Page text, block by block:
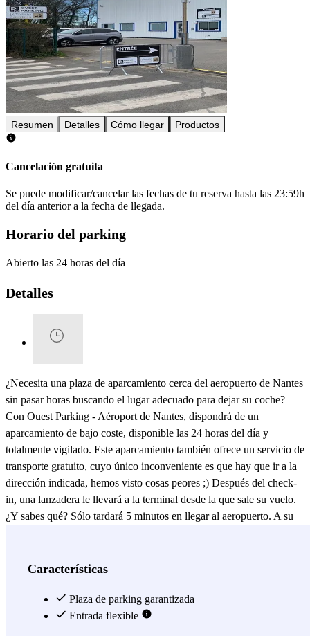
Resumen Detalles Cómo llegar Productos
Cancelación gratuita
Se puede modificar/cancelar las fechas de tu reserva hasta las 23:59h
del día anterior a la fecha de llegada.
Horario del parking
Abierto las 24 horas del día
Detalles
¿Necesita una plaza de aparcamiento cerca del aeropuerto de Nantes
sin pasar horas buscando el lugar adecuado para dejar su coche?
Con Ouest Parking - Aéroport de Nantes, dispondrá de un
aparcamiento de bajo coste, disponible las 24 horas del día y
totalmente vigilado. Este aparcamiento también ofrece un servicio de
transporte gratuito, cuyo único inconveniente es que hay que ir a la
dirección indicada, hemos visto cosas peores ;) Después del check-
in, una lanzadera le llevará a la terminal desde la que sale su vuelo.
¿Y sabes qué? Sólo tardará 5 minutos en llegar al aeropuerto. A su
aparcamiento. Con Ouest Parking- Aéroport de Nantes, podrá
aparcamiento. Disfrute de su vuelo ;)
Ver más
Características
Plaza de parking garantizada
Entrada flexible